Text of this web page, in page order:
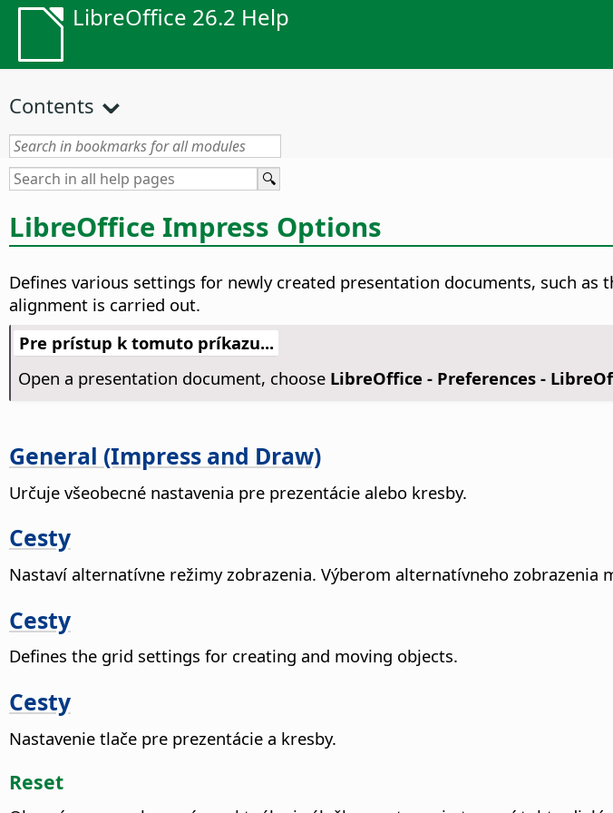
LibreOffice 26.2 Help
Contents
LibreOffice Impress Options
Defines various settings for newly created presentation documents, such
alignment is carried out.
Pre prístup k tomuto príkazu...
Open a presentation document, choose LibreOffice - Preferences-
General (Impress and Draw)
Určuje všeobecné nastavenia pre prezentácie alebo kresby.
Cesty
Nastaví alternatívne režimy zobrazenia. Výberom alternatívneho zobrazenia
Cesty
Defines the grid settings for creating and moving objects.
Cesty
Nastavenie tlače pre prezentácie a kresby.
Reset